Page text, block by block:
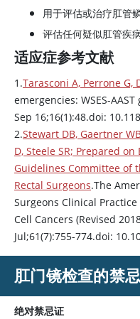
用于评估或治疗肛管
评估任何疑似肛管疾
适应症参考文献
1.Tarasconi A, Perrone G,
emergencies: WSES-
Sep 16;16(1):48.doi:
2.Stewart DB, Gaertner
D, Steele SR; Prepared
Guidelines Committee of
Rectal Surgeons.The
Surgeons Clinical
Cell Cancers (Revised
Jul;61(7):755-774.doi:
肛门镜检查的禁
绝对禁忌证